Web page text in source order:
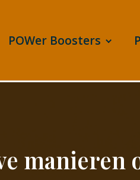
POWer Boosters
manieren